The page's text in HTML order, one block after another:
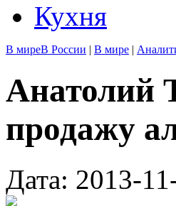
Кухня
В миреВ России | В мире |
Анатолий
продажу
Дата: 2013-